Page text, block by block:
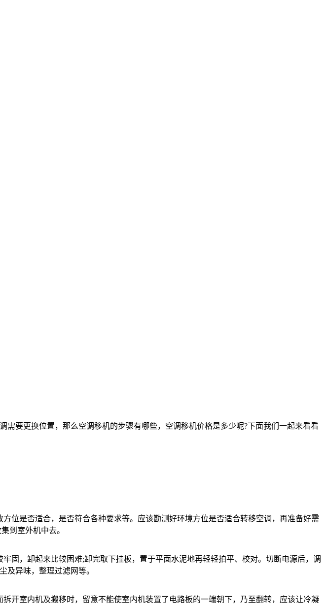
要更换位置，那么空调移机的步骤有哪些，空调移机价格是多少呢?下面我们一起来看看
是否适合，是否符合各种要求等。应该勘测好环境方位是否适合转移空调，再准备好需
到室外机中去。
，卸起来比较困难;卸完取下挂板，置于平面水泥地再轻轻拍平、校对。切断电源后，调
及异味，整理过滤网等。
室内机及搬移时，留意不能使室内机装置了电路板的一端朝下，乃至翻转，应该让冷凝